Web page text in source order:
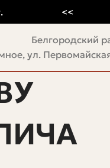
Белгородский
ул.